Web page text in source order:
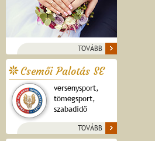
TOVÁBB
Csemői Palotás SE
versenysport,
tömegsport,
szabadidő
TOVÁBB